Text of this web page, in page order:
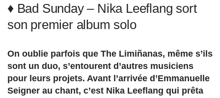
♦ Bad Sunday – Nika Leeflang sort
son premier album solo
On oublie parfois que The Limiñanas, même s’ils
sont un duo, s’entourent d’autres musiciens
pour leurs projets. Avant l’arrivée d’Emmanuelle
Seigner au chant, c’est Nika Leeflang qui prêta